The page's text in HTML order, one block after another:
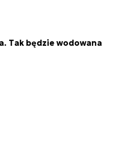
Tak będzie wodowana